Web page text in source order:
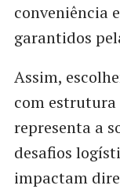
conveniência
garantidos
Assim,
com estrutura
representa a
desafios
impactam